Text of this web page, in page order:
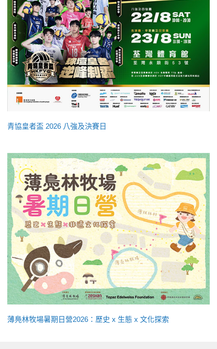
青協皇者盃 2026 八強及決賽日
薄鳧林牧場暑期日營2026：歷史 x 生態 x 文化探索